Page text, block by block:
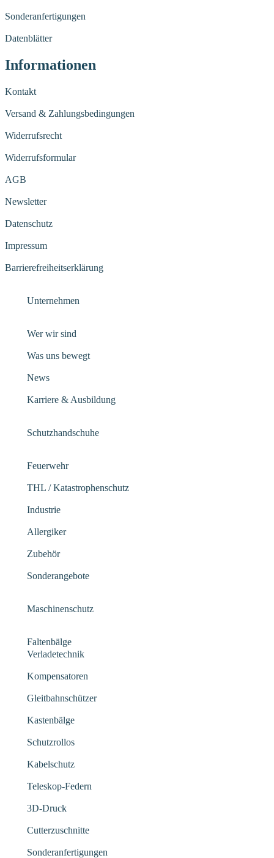
Sonderanfertigungen
Datenblätter
Informationen
Kontakt
Versand & Zahlungsbedingungen
Widerrufsrecht
Widerrufsformular
AGB
Newsletter
Datenschutz
Impressum
Barrierefreiheitserklärung
Unternehmen
Wer wir sind
Was uns bewegt
News
Karriere & Ausbildung
Schutzhandschuhe
Feuerwehr
THL / Katastrophenschutz
Industrie
Allergiker
Zubehör
Sonderangebote
Maschinenschutz
Faltenbälge
Verladetechnik
Kompensatoren
Gleitbahnschützer
Kastenbälge
Schutzrollos
Kabelschutz
Teleskop-Federn
3D-Druck
Cutterzuschnitte
Sonderanfertigungen